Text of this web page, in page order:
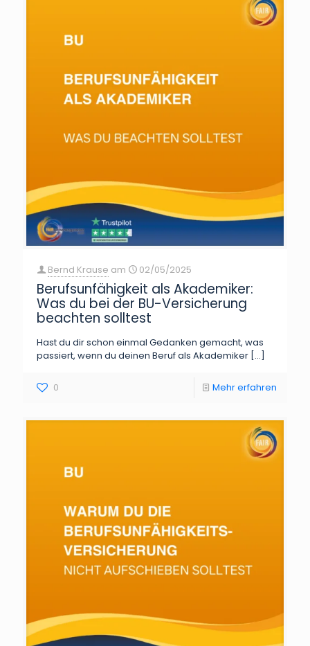
Bernd Krause am 02/05/2025
Berufsunfähigkeit als Akademiker:
Was du bei der BU-Versicherung
beachten solltest
Hast du dir schon einmal Gedanken gemacht, was
passiert, wenn du deinen Beruf als Akademiker […]
0 Mehr erfahren